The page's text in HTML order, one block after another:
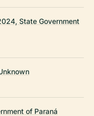
State Government
of Paraná